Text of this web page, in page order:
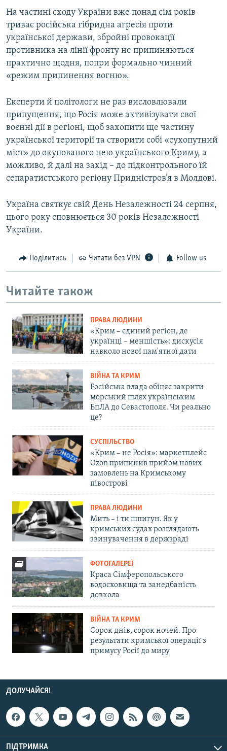
На частині сходу України вже понад сім років
триває російська гібридна агресія проти
української держави, збройні провокації
противника на лінії фронту не припиняються
практично щодня, попри формально чинний
«режим припинення вогню».
Експерти й політологи не раз висловлювали
припущення, що Росія може активізувати свої
воєнні дії в регіоні, щоб захопити ще частину
української території та створити собі «сухопутний
міст» до окупованого нею українського Криму, а
можливо, й далі на захід – до підконтрольного їй
сепаратистського регіону Придністров’я в Молдові.
Україна святкує свій День Незалежності 24 серпня,
цього року сповнюється 30 років Незалежності
України.
Поділитись Читати без VPN Follow us
Читайте також
ПРАВА ЛЮДИНИ
«Крим – єдиний регіон, де
українці – меншість»: дискусія
навколо нової пам'ятної дати
ВІЙНА ТА КРИМ
Російська влада обіцяє закрити
морський шлях українським
БпЛА до Севастополя. Чи реально
це?
СУСПІЛЬСТВО
«Крим – не Росія»: маркетплейс
Ozon припинив прийом нових
замовлень на Кримському
півострові
ПРАВА ЛЮДИНИ
Мить – і ти шпигун. Як у
кримських судах розглядають
звинувачення в держзраді
ФОТОГАЛЕРЕЇ
Краса Сімферопольського
водосховища та занедбаність
довкола
ВІЙНА ТА КРИМ
Сорок днів, сорок ночей. Про
результати кримської операції з
примусу Росії до миру
ДОЛУЧАЙСЯ!
ПІДТРИМКА